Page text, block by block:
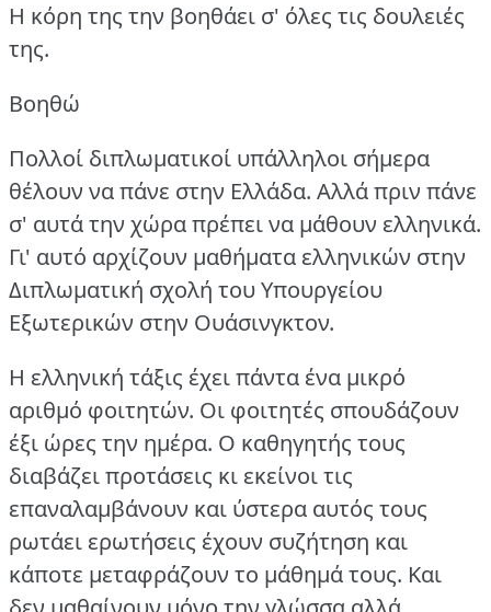
Η κόρη της την βοηθάει σ' όλες τις δουλειές
της.
Βοηθώ
Πολλοί διπλωματικοί υπάλληλοι σήμερα
θέλουν να πάνε στην Ελλάδα. Αλλά πριν πάνε
σ' αυτά την χώρα πρέπει να μάθουν ελληνικά.
Γι' αυτό αρχίζουν μαθήματα ελληνικών στην
Διπλωματική σχολή του Υπουργείου
Εξωτερικών στην Ουάσινγκτον.
Η ελληνική τάξις έχει πάντα ένα μικρό
αριθμό φοιτητών. Οι φοιτητές σπουδάζουν
έξι ώρες την ημέρα. Ο καθηγητής τους
διαβάζει προτάσεις κι εκείνοι τις
επαναλαμβάνουν και ύστερα αυτός τους
ρωτάει ερωτήσεις έχουν συζήτηση και
κάποτε μεταφράζουν το μάθημά τους. Και